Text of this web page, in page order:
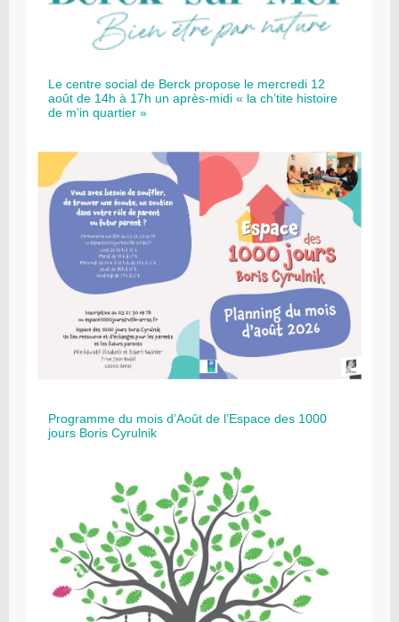
Le centre social de Berck propose le mercredi 12
août de 14h à 17h un après-midi « la ch’tite histoire
de m’in quartier »
Programme du mois d’Août de l’Espace des 1000
jours Boris Cyrulnik